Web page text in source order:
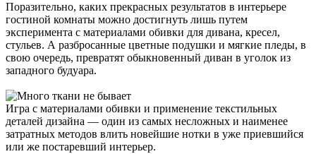
Поразительно, каких прекрасных результатов в интерьере
гостиной комнаты можно достигнуть лишь путем
эксперимента с материалами обивки для дивана, кресел,
стульев. А разбросанные цветные подушки и мягкие пледы, в
свою очередь, превратят обыкновенный диван в уголок из
западного будуара.
Игра с материалами обивки и применение текстильных
деталей дизайна — один из самых несложных и наименее
затратных методов влить новейшие нотки в уже приевшийся
или же постаревший интерьер.